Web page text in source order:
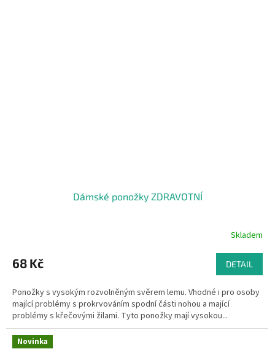
Dámské ponožky ZDRAVOTNÍ
Skladem
68 Kč DETAIL
Ponožky s vysokým rozvolněným svěrem lemu. Vhodné i pro osoby
mající problémy s prokrvováním spodní části nohou a mající
problémy s křečovými žilami. Tyto ponožky mají vysokou...
Novinka